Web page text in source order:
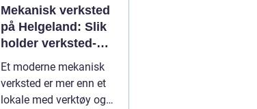
Mekanisk verksted
på Helgeland: Slik
holder verksted-
maskiner i gang
Et moderne mekanisk
verksted er mer enn et
lokale med verktøy og